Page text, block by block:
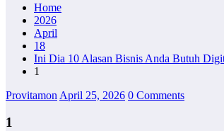
Home
2026
April
18
Ini Dia 10 Alasan Bisnis Anda Butuh
1
Provitamon April 25, 2026 0 Comments
1